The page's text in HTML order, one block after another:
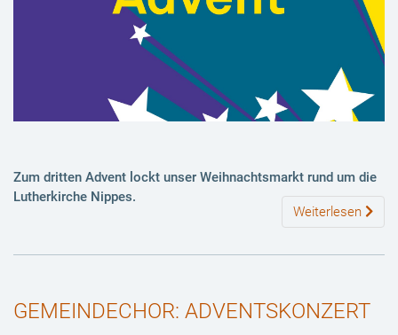
Zum dritten Advent lockt unser Weihnachtsmarkt rund um die
Lutherkirche Nippes.
Weiterlesen
GEMEINDECHOR: ADVENTSKONZERT